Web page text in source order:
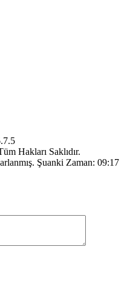
Hakları Saklıdır.
Şuanki Zaman: 09:17